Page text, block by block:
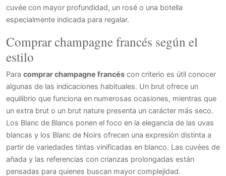
cuvée con mayor profundidad, un rosé o una botella
especialmente indicada para regalar.
Comprar champagne francés según el
estilo
Para comprar champagne francés con criterio es útil conocer
algunas de las indicaciones habituales. Un brut ofrece un
equilibrio que funciona en numerosas ocasiones, mientras que
un extra brut o un brut nature presenta un carácter más seco.
Los Blanc de Blancs ponen el foco en la elegancia de las uvas
blancas y los Blanc de Noirs ofrecen una expresión distinta a
partir de variedades tintas vinificadas en blanco. Las cuvées de
añada y las referencias con crianzas prolongadas están
pensadas para quienes buscan mayor complejidad.